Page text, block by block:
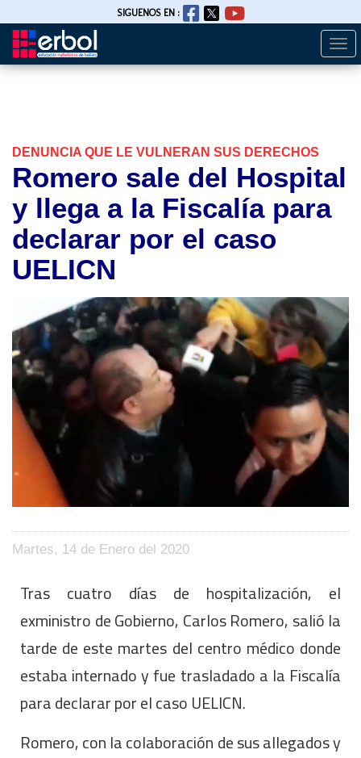
Pasar
SIGUENOS EN :
DENUNCIA QUE LE VULNERAN SUS DERECHOS
Romero sale del Hospital
y llega a la Fiscalía para
declarar por el caso
UELICN
Martes, 14 de Enero del 2020
Tras cuatro días de hospitalización, el
exministro de Gobierno, Carlos Romero, salió la
tarde de este martes del centro médico donde
estaba internado y fue trasladado a la Fiscalía
para declarar por el caso UELICN.
Romero, con la colaboración de sus allegados y